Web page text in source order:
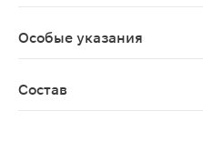
Особые указания
Состав